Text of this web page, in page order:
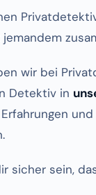
wir bei
Detektiv in
Erfahrungen
sicher sein,